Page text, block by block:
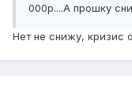
000р....А прошку
Нет не снижу, кризис